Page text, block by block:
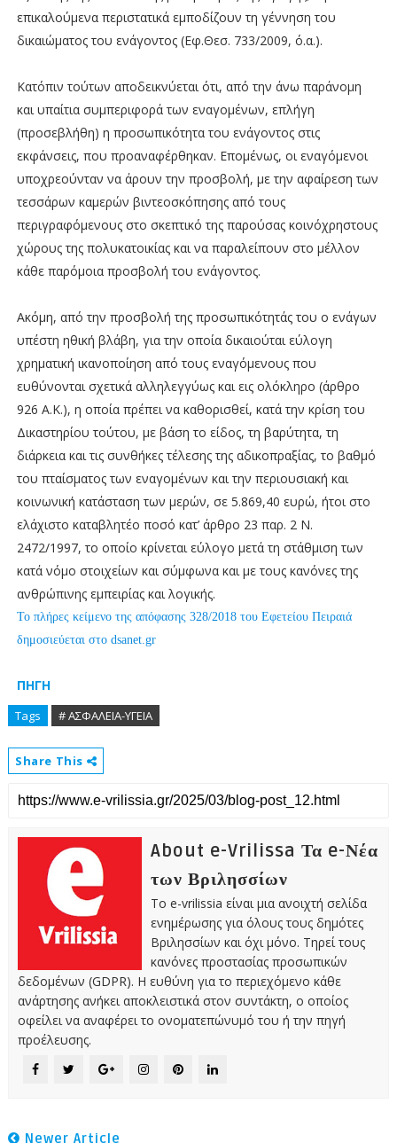
επικαλούμενα περιστατικά εμποδίζουν τη γέννηση του
δικαιώματος του ενάγοντος (Εφ.Θεσ. 733/2009, ό.α.).
Κατόπιν τούτων αποδεικνύεται ότι, από την άνω παράνομη
και υπαίτια συμπεριφορά των εναγομένων, επλήγη
(προσεβλήθη) η προσωπικότητα του ενάγοντος στις
εκφάνσεις, που προαναφέρθηκαν. Επομένως, οι εναγόμενοι
υποχρεούνταν να άρουν την προσβολή, με την αφαίρεση των
τεσσάρων καμερών βιντεοσκόπησης από τους
περιγραφόμενους στο σκεπτικό της παρούσας κοινόχρηστους
χώρους της πολυκατοικίας και να παραλείπουν στο μέλλον
κάθε παρόμοια προσβολή του ενάγοντος.
Ακόμη, από την προσβολή της προσωπικότητάς του ο ενάγων
υπέστη ηθική βλάβη, για την οποία δικαιούται εύλογη
χρηματική ικανοποίηση από τους εναγόμενους που
ευθύνονται σχετικά αλληλεγγύως και εις ολόκληρο (άρθρο
926 Α.Κ.), η οποία πρέπει να καθορισθεί, κατά την κρίση του
Δικαστηρίου τούτου, με βάση το είδος, τη βαρύτητα, τη
διάρκεια και τις συνθήκες τέλεσης της αδικοπραξίας, το βαθμό
του πταίσματος των εναγομένων και την περιουσιακή και
κοινωνική κατάσταση των μερών, σε 5.869,40 ευρώ, ήτοι στο
ελάχιστο καταβλητέο ποσό κατ’ άρθρο 23 παρ. 2 Ν.
2472/1997, το οποίο κρίνεται εύλογο μετά τη στάθμιση των
κατά νόμο στοιχείων και σύμφωνα και με τους κανόνες της
ανθρώπινης εμπειρίας και λογικής.
Το πλήρες κείμενο της απόφασης 328/2018 του Εφετείου Πειραιά
δημοσιεύεται στο dsanet.gr
ΠΗΓΗ
Tags # ΑΣΦΑΛΕΙΑ-ΥΓΕΙΑ
Share This
About e-Vrilissa Τα e-Νέα
των Βριλησσίων
Το e-vrilissia είναι μια ανοιχτή σελίδα
ενημέρωσης για όλους τους δημότες
Βριλησσίων και όχι μόνο. Τηρεί τους
κανόνες προστασίας προσωπικών
δεδομένων (GDPR). Η ευθύνη για το περιεχόμενο κάθε
ανάρτησης ανήκει αποκλειστικά στον συντάκτη, ο οποίος
οφείλει να αναφέρει το ονοματεπώνυμό του ή την πηγή
προέλευσης.
Newer Article